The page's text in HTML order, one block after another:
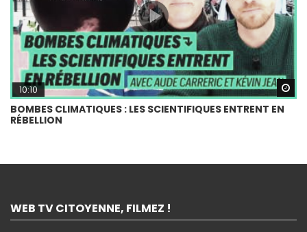
10:10
BOMBES CLIMATIQUES : LES SCIENTIFIQUES ENTRENT EN
RÉBELLION
WEB TV CITOYENNE, FILMEZ !